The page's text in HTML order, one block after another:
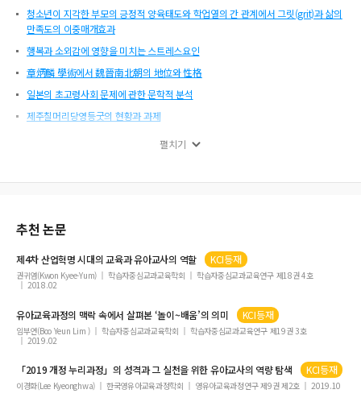
청소년이 지각한 부모의 긍정적 양육태도와 학업열의 간 관계에서 그릿(grit)과 삶의
만족도의 이중매개효과
행복과 소외감에 영향을 미치는 스트레스요인
章炳麟 學術에서 魏晉南北朝의 地位와 性格
일본의 초고령사회 문제에 관한 문학적 분석
제주칠머리당영등굿의 현황과 과제
1910년대-1930년대 부산 영도의 물(水) 이용에 관한 연구
버킷리스트 테마를 통한 인천 글래머 관광지 활성화 고찰
텍스트 마이닝을 활용한 보육실습일지의 자기평가 분석
과
ESG因素对企业信用风险影响的实证研究: 来自中国的证据
신문화운동 시기, 상무인서관(商務印書館) 편집인 교체에 따른 출판 양상 변화 분석
시뮬라크르로서의 리설주･김주애
중국의 무형문화유산 보호정책과 과제
조선후기 연례송사 겸대제 시행과 외교적 의미
진해 근대역사문화자원을 활용한 장소마케팅 연구
펼치기
추천 논문
제4차 산업혁명 시대의 교육과유아교사의 역할 KCI등재
권귀염(Kwon Kyee-Yum) 학습자중심교과교육학회
학습자중심교과교육연구 제18권 4호
2018.02
유아교육과정의 맥락 속에서 살펴본 ‘놀이~배움’의 의미 KCI등재
임부연(Boo Yeun Lim ) 학습자중심교과교육학회
학습자중심교과교육연구 제19권 3호
2019.02
「2019 개정 누리과정」의 성격과 그 실천을 위한유아교사의 역량 탐색 KCI등재
이경화(Lee Kyeonghwa) 한국영유아교육과정학회 영유아교육과정연구 제9권 제2호 2019.10